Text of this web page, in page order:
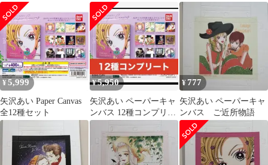
ポン ご近所物語 天使な
んかじゃない
かじゃない C ガチャガ
チャ 未
¥ 5,999
矢沢あい Paper Canvas
全12種セット
¥5,950
矢沢あい ペーパーキャ
ンバス 12種コンプリー
ト
¥777
矢沢あい ペーパーキャ
ンバス ご近所物語